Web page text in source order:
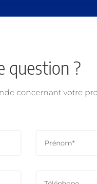
question ?
concernant votre